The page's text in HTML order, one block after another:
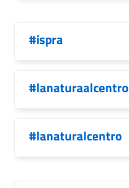
#ispra
#lanaturaalcentro
#lanaturalcentro